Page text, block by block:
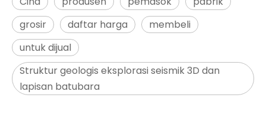
grosir
daftar harga
membeli
untuk dijual
Struktur geologis eksplorasi seismik 3D dan
lapisan batubara